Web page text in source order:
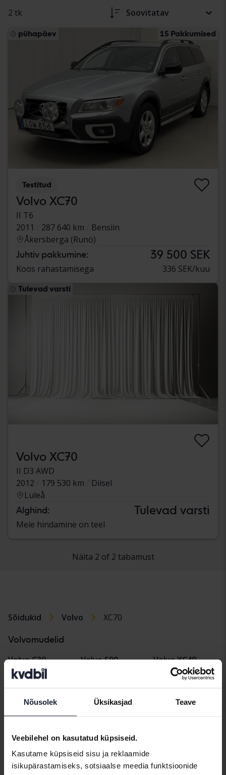
Nõusolek Üksikasjad Teave
Veebilehel on kasutatud küpsiseid.
Kasutame küpsiseid sisu ja reklaamide
isikupärastamiseks, sotsiaalse meedia funktsioonide
2 tk Soovitatav
pühapäev 15 Pakkumised
Testitud
Volvo XC70
II T6
2011
287 640 km
Bensiin
Åkersberga (Runö)
Juhtiv pakkumine: 39 500 SEK
Koos rahastamisega 336 SEK/kuu
Tulevad varsti
Volvo XC70
II D3 AWD
2012
179 530 km
Diisel
Luleå
Alghind: Tulevad varsti
Meie hindamine on teel
Näita 2 of 2 tabamust
Sõidukid Volvo XC70
Volvomudelid
Volvo C30
Volvo C40
Volvo C70
Volvo S60
Volvo S80
Volvo S90
Volvo V50
Volvo V70
Volvo V90
Volvo XC40
Volvo XC60
Volvo XC70